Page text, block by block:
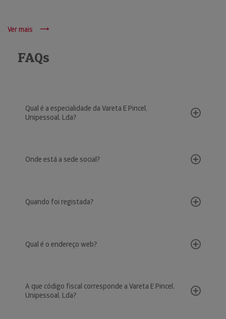
Ver mais
FAQs
Qual é a especialidade da Vareta E Pincel,
Unipessoal, Lda?
Onde está a sede social?
Quando foi registada?
Qual é o endereço web?
A que código fiscal corresponde a Vareta E Pincel,
Unipessoal, Lda?